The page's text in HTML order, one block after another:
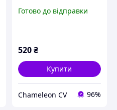
Готово до відправки
520₴
Купити
Chameleon CV 96%